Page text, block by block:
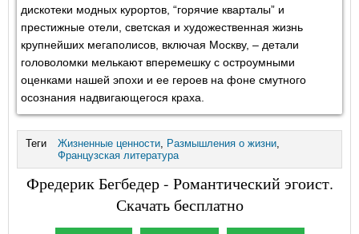
дискотеки модных курортов, “горячие кварталы” и
престижные отели, светская и художественная жизнь
крупнейших мегаполисов, включая Москву, – детали
головоломки мелькают вперемешку с остроумными
оценками нашей эпохи и ее героев на фоне смутного
осознания надвигающегося краха.
Теги Жизненные ценности, Размышления о жизни,
Французская литература
Фредерик Бегбедер - Романтический эгоист.
Скачать бесплатно